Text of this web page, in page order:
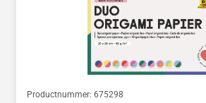
Productnummer: 675298